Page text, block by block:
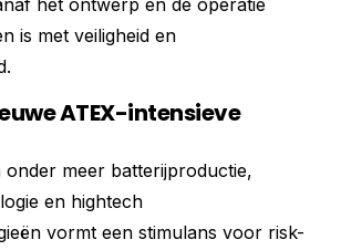
is met veiligheid en
ATEX-intensieve
onder meer batterijproductie,
en hightech
vormt een stimulans voor risk-